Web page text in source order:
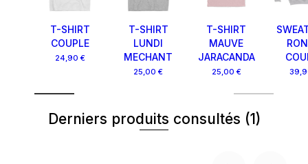
T-SHIRT
COUPLE
24,90 €
T-SHIRT
LUNDI
MECHANT
25,00 €
T-SHIRT
MAUVE
JARACANDA
25,00 €
Derniers produits consultés (1)